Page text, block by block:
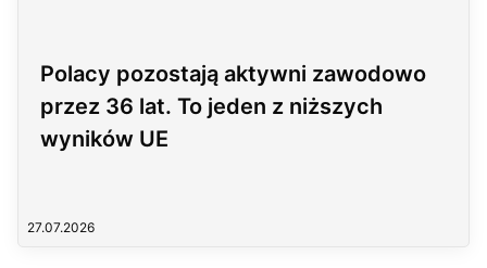
Polacy pozostają aktywni zawodowo
przez 36 lat. To jeden z niższych
wyników UE
27.07.2026